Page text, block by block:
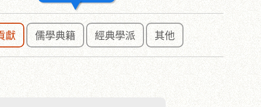
獻 儒學典籍 經典學派 其他